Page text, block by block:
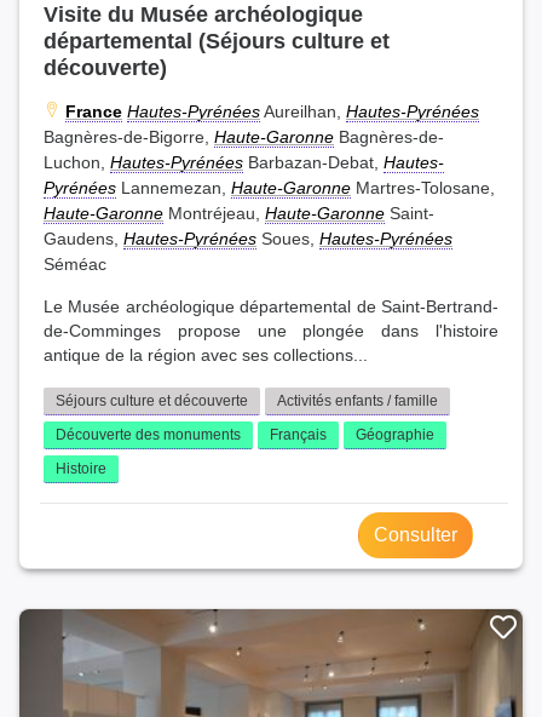
Visite du Musée archéologique
départemental (Séjours culture et
découverte)
France Hautes-PyrénéesAureilhan, Hautes-Pyrénées
Bagnères-de-Bigorre, Haute-Garonne Bagnères-de-
Luchon, Hautes-Pyrénées Barbazan-Debat, Hautes-
Pyrénées Lannemezan, Haute-Garonne Martres-Tolosane,
Haute-Garonne Montréjeau, Haute-Garonne Saint-
Gaudens, Hautes-Pyrénées Soues, Hautes-Pyrénées
Séméac
Le Musée archéologique départemental de Saint-Bertrand-
de-Comminges propose une plongée dans l'histoire
antique de la région avec ses collections...
Séjours culture et découverte
Activités enfants / famille
Découverte des monuments
Français
Géographie
Histoire
Consulter